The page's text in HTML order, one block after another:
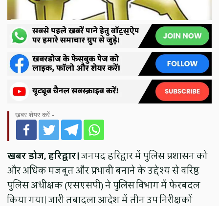
ख़बर शेयर करें -
खबर डोज, हरिद्वार।जनपद हरिद्वार में पुलिस प्रशासन को
और अधिक मजबूत और प्रभावी बनाने के उद्देश्य से वरिष्ठ
पुलिस अधीक्षक (एसएसपी) ने पुलिस विभाग में फेरबदल
किया गया। जारी तबादला आदेश में तीन उप निरीक्षकों